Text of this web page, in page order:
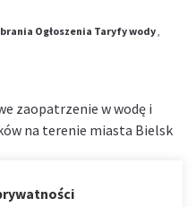
Ogłoszenia Taryfy wody,
zaopatrzenie w wodę i
na terenie miasta Bielsk